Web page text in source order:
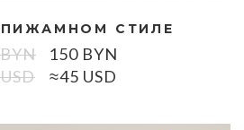
СТИЛЕ
150 BYN
≈45 USD